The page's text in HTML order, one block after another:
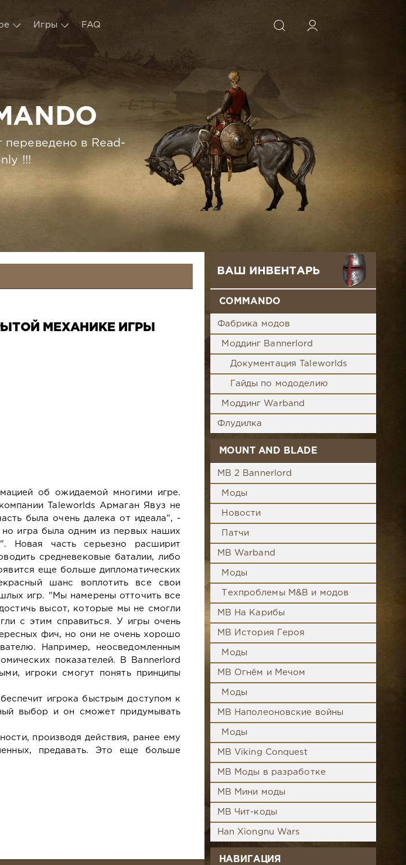
Игры FAQ
переведено в Read-
!!!
МЕХАНИКЕ ИГРЫ
об ожидаемой многими игре.
Taleworlds Армаган Явуз не
была очень далека от идеала", -
игра была одним из первых наших
Новая часть серьезно расширит
средневековые баталии, либо
еще больше дипломатических
шанс воплотить все свои
игр. "Мы намерены отточить все
высот, которые мы не смогли
с этим справиться. У игры очень
фич, но они не очень хорошо
Например, неосведомленным
показателей. В Bannerlord
игроки смогут понять принципы
игрока быстрым доступом к
выбор и он сможет придумывать
производя действия, ранее ему
предавать. Это еще больше
COMMANDO
Фабрика модов
Моддинг Bannerlord
Документация Taleworlds
Гайды по мододелию
Моддинг Warband
Флудилка
MOUNT AND BLADE
MB 2 Bannerlord
Моды
Новости
Патчи
MB Warband
Моды
Техпроблемы M&B и модов
MB На Карибы
MB История Героя
Моды
MB Огнём и Мечом
Моды
MB Наполеоновские войны
Моды
MB Viking Conquest
MB Моды в разработке
MB Мини моды
MB Чит-коды
Han Xiongnu Wars
НАВИГАЦИЯ